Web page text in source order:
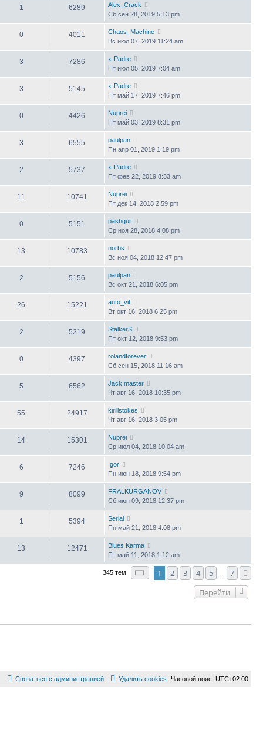
1 6289
Alex_Crack
Сб сен 28, 2019 5:13 pm
0 4011
Chaos_Machine
Вс июл 07, 2019 11:24 am
3 7286
x-Padre
Пт июл 05, 2019 7:04 am
3 5145
x-Padre
Пт май 17, 2019 7:46 pm
0 4426
Nuprei
Пт май 03, 2019 8:31 pm
3 6555
paulpan
Пн апр 01, 2019 1:19 pm
2 5737
x-Padre
Пт фев 22, 2019 8:33 am
11 10741
Nuprei
Пт дек 14, 2018 2:59 pm
0 5151
pashguit
Ср ноя 28, 2018 4:08 pm
13 10783
norbs
Вс ноя 04, 2018 12:47 pm
2 5156
paulpan
Вс окт 21, 2018 6:05 pm
26 15221
auto_vit
Вт окт 16, 2018 6:25 pm
2 5219
StalkerS
Пт окт 12, 2018 9:53 pm
0 4397
rolandforever
Сб сен 15, 2018 11:16 am
5 6562
Jack master
Чт авг 16, 2018 10:35 pm
55 24917
kirillstokes
Чт авг 16, 2018 3:05 pm
14 15301
Nuprei
Ср июл 04, 2018 10:04 am
6 7246
Igor
Пн июн 18, 2018 9:54 pm
9 8099
FRALKURGANOV
Сб июн 09, 2018 12:37 pm
1 5394
Serial
Пн май 21, 2018 4:08 pm
13 12471
Blues Karma
Пт май 11, 2018 1:12 am
345 тем Страница 1 из7
1 2 3 4 5 7
Перейти
Часовой пояс: UTC+02:00
Удалить cookies
Связаться с администрацией